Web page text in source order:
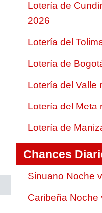
Lotería de
2026
Lotería del
Lotería de
Lotería del Valle
Lotería del Meta
Lotería de
Chances
Sinuano Noche
Caribeña Noche